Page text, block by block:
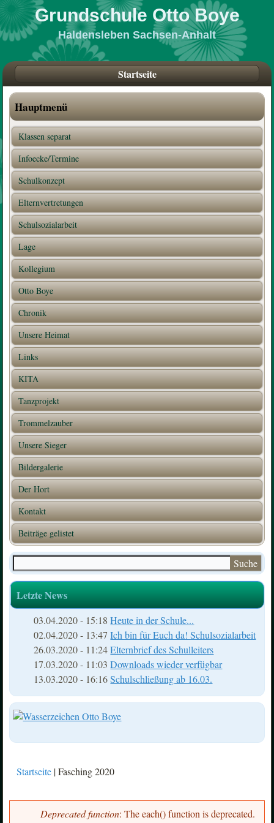
Grundschule Otto Boye
Haldensleben Sachsen-Anhalt
Startseite
Hauptmenü
Klassen separat
Infoecke/Termine
Schulkonzept
Elternvertretungen
Schulsozialarbeit
Lage
Kollegium
Otto Boye
Chronik
Unsere Heimat
Links
KITA
Tanzprojekt
Trommelzauber
Unsere Sieger
Bildergalerie
Der Hort
Kontakt
Beiträge gelistet
Suchformular
Suche
Letzte News
03.04.2020 - 15:18 Heute in der Schule...
02.04.2020 - 13:47 Ich bin für Euch da! Schulsozialarbeit
26.03.2020 - 11:24 Elternbrief des Schulleiters
17.03.2020 - 11:03 Downloads wieder verfügbar
13.03.2020 - 16:16 Schulschließung ab 16.03.
Startseite| Fasching 2020
Deprecated function: The each() function is deprecated.